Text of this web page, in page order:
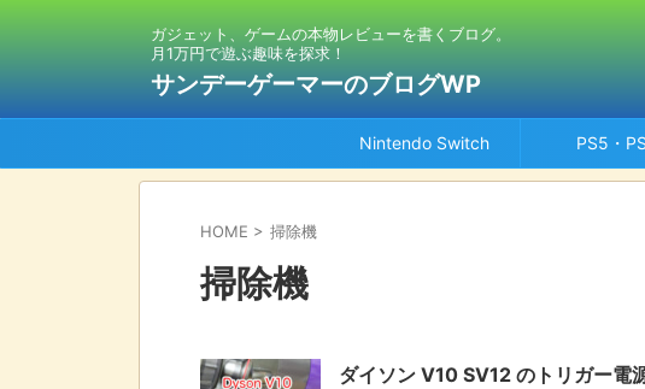
ガジェット、ゲームの本物レビューを書くブログ。
月1万円で遊ぶ趣味を探求！
サンデーゲーマーのブログWP
Nintendo Switch PS5・
HOME > 掃除機
掃除機
ダイソン V10 SV12 のトリガー電